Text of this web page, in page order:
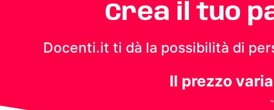
Crea il tuo
Docenti.it ti dà la possibilità di
Il prezzo